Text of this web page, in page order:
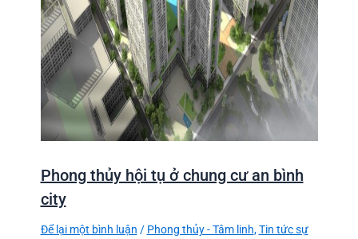
Phong thủy hội tụ ở chung cư an bình
city
Để lại một bình luận / Phong thủy - Tâm linh,Tin tức sự